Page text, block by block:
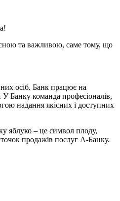
та важливою, саме тому, що
осіб. Банк працює на
У Банку команда професіоналів,
надання якісних і доступних
яблуко – це символ плоду,
продажів послуг А-Банку.